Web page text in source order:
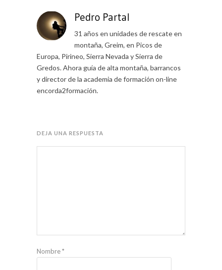
Pedro Partal
31 años en unidades de rescate en
montaña, Greim, en Picos de
Europa, Pirineo, Sierra Nevada y Sierra de
Gredos. Ahora guía de alta montaña, barrancos
y director de la academia de formación on-line
encorda2formación.
DEJA UNA RESPUESTA
Nombre*